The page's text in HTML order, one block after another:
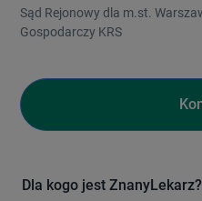
Sąd Rejonowy dla m.st.
Gospodarczy KRS
Dla kogo jest ZnanyLekarz?